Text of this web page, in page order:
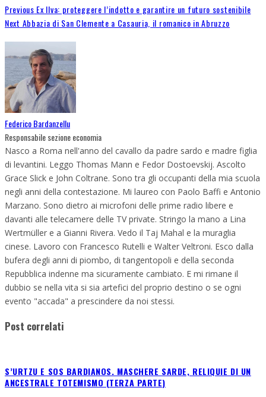
Previous Ex Ilva: proteggere l’indotto e garantire un futuro sostenibile
Next Abbazia di San Clemente a Casauria, il romanico in Abruzzo
Federico Bardanzellu
Responsabile sezione economia
Nasco a Roma nell'anno del cavallo da padre sardo e madre figlia
di levantini. Leggo Thomas Mann e Fedor Dostoevskij. Ascolto
Grace Slick e John Coltrane. Sono tra gli occupanti della mia scuola
negli anni della contestazione. Mi laureo con Paolo Baffi e Antonio
Marzano. Sono dietro ai microfoni delle prime radio libere e
davanti alle telecamere delle TV private. Stringo la mano a Lina
Wertmüller e a Gianni Rivera. Vedo il Taj Mahal e la muraglia
cinese. Lavoro con Francesco Rutelli e Walter Veltroni. Esco dalla
bufera degli anni di piombo, di tangentopoli e della seconda
Repubblica indenne ma sicuramente cambiato. E mi rimane il
dubbio se nella vita si sia artefici del proprio destino o se ogni
evento "accada" a prescindere da noi stessi.
Post correlati
S’URTZU E SOS BARDIANOS. MASCHERE SARDE, RELIQUIE DI UN
ANCESTRALE TOTEMISMO (TERZA PARTE)